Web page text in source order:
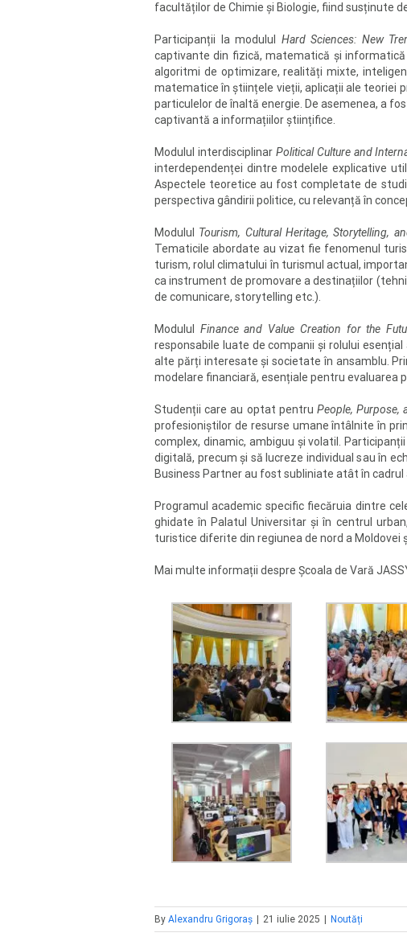
facultăților de Chimie și Biologie, fiind susținute
Participanții la modulul Hard Sciences: New
captivante din fizică, matematică și informatică
algoritmi de optimizare, realități mixte,
matematice în științele vieții, aplicații ale teoriei
particulelor de înaltă energie. De asemenea, a
captivantă a informațiilor științifice.
Modulul interdisciplinar Political Culture and
interdependenței dintre modelele explicative
Aspectele teoretice au fost completate de
perspectiva gândirii politice, cu relevanță în
Modulul Tourism, Cultural Heritage, Storytelling,
Tematicile abordate au vizat fie fenomenul
turism, rolul climatului în turismul actual,
ca instrument de promovare a destinațiilor
de comunicare, storytelling etc.).
Modulul Finance and Value Creation for the
responsabile luate de companii și rolului
alte părți interesate și societate în ansamblu.
modelare financiară, esențiale pentru evaluarea
Studenții care au optat pentru People, Purpose,
profesioniștilor de resurse umane întâlnite în
complex, dinamic, ambiguu și volatil.
digitală, precum și să lucreze individual sau în
Business Partner au fost subliniate atât în
Programul academic specific fiecăruia dintre
ghidate în Palatul Universitar și în centrul
turistice diferite din regiunea de nord a
Mai multe informații despre Școala de Vară
By Alexandru Grigoraș 21 iulie 2025 Noutăți